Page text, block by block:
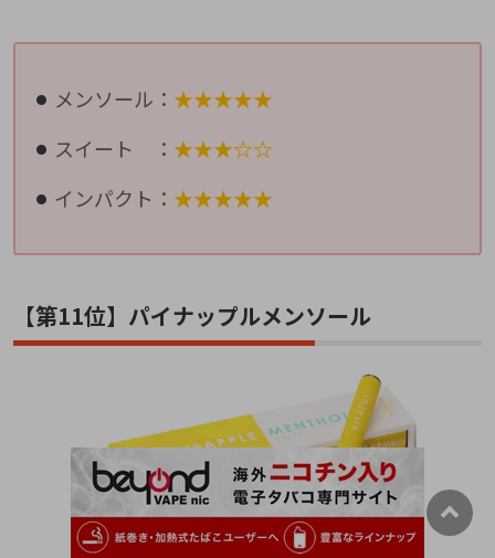
メンソール： ★★★★★
スイート ： ★★★☆☆
インパクト： ★★★★★
【第11位】パイナップルメンソール